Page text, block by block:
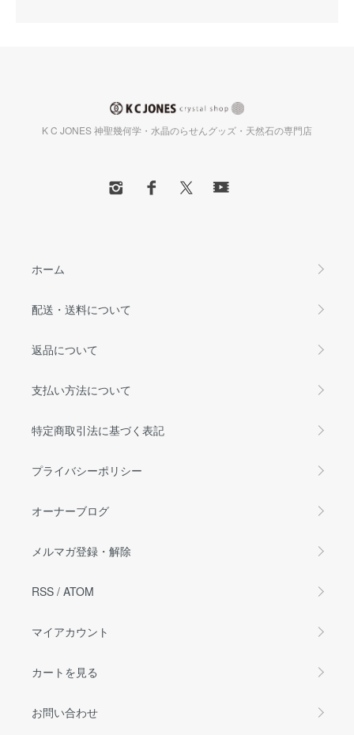
K C JONES 神聖幾何学・水晶のらせんグッズ・天然石の専門店
ホーム
配送・送料について
返品について
支払い方法について
特定商取引法に基づく表記
プライバシーポリシー
オーナーブログ
メルマガ登録・解除
RSS / ATOM
マイアカウント
カートを見る
お問い合わせ